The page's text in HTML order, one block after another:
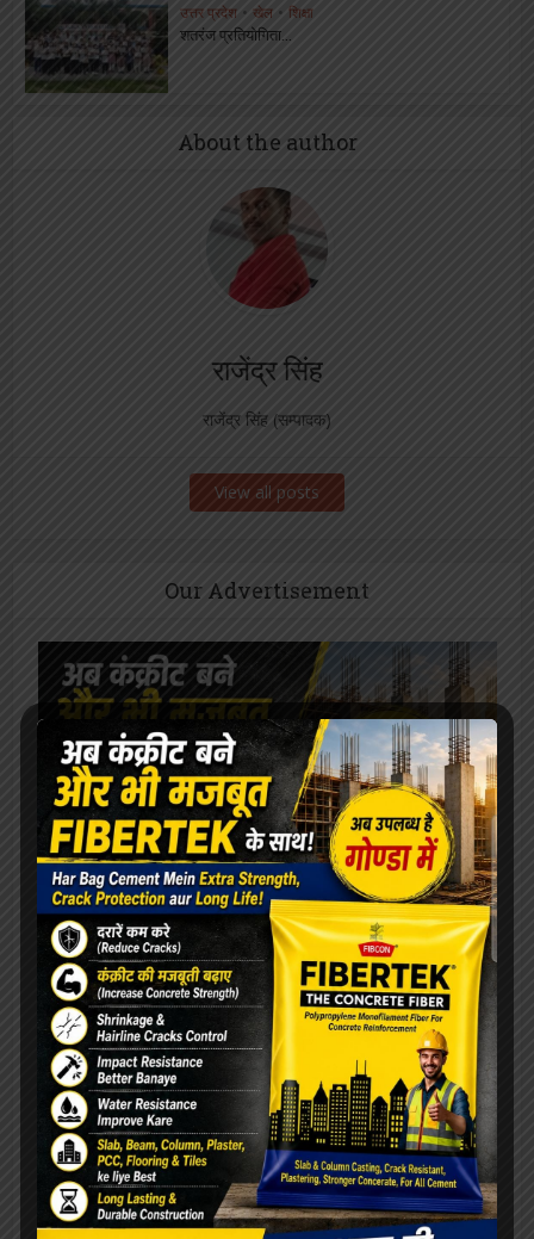
उत्तर प्रदेश • खेल • शिक्षा
शतरंज प्रतियोगिता...
About the author
राजेंद्र सिंह
राजेंद्र सिंह (सम्पादक)
View all posts
Our Advertisement